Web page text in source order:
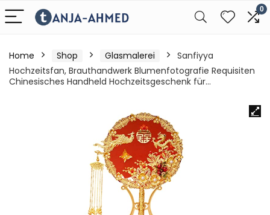
0
Home Shop Glasmalerei
Sanfiyya
Hochzeitsfan, Brauthandwerk Blumenfotografie Requisiten
Chinesisches Handheld Hochzeitsgeschenk für…